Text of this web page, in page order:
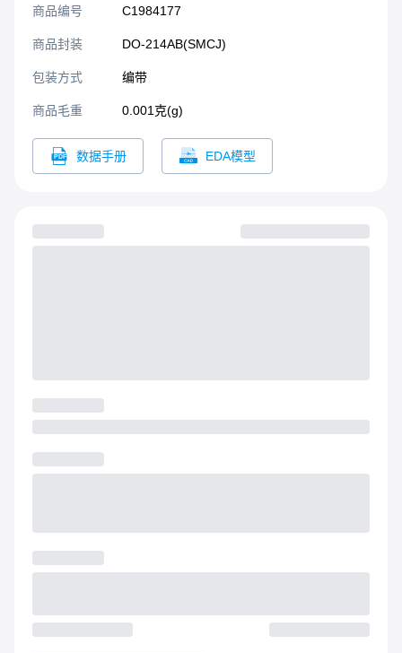
商品编号 C1984177
商品封装 DO-214AB(SMCJ)​
包装方式 编带
商品毛重 0.001克(g)
数据手册 EDA模型